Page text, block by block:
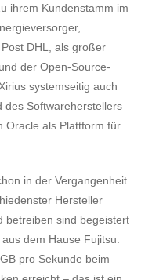
ihrem Kundenstamm im
DHL, als großer
der Open-Source-
systemseitig auch
des Softwareherstellers
Oracle als Plattform für
in der Vergangenheit
Hersteller
betreiben sind begeistert
dem Hause Fujitsu.
pro Sekunde beim